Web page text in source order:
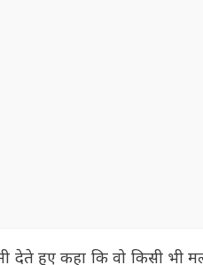
देते हुए कहा कि वो किसी भी